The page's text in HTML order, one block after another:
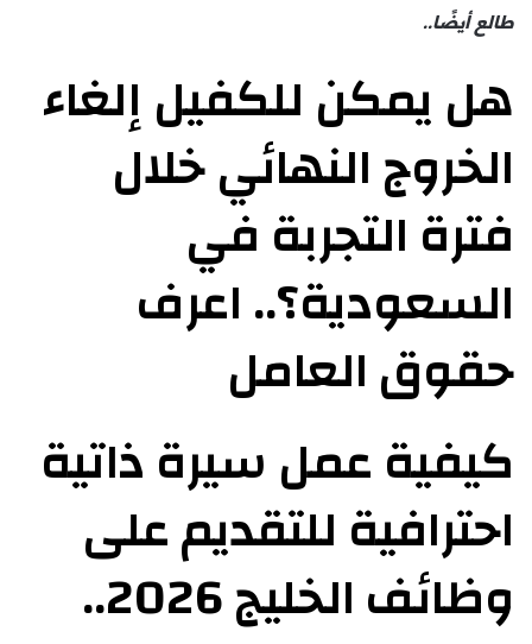
طالع أيضًا..
هل يمكن للكفيل إلغاء
الخروج النهائي خلال
فترة التجربة في
السعودية؟.. اعرف
حقوق العامل
كيفية عمل سيرة ذاتية
احترافية للتقديم على
وظائف الخليج 2026..